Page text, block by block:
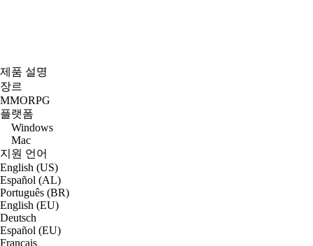
제품 설명
장르
MMORPG
플랫폼
Windows
Mac
지원 언어
English (US)
Español (AL)
Português (BR)
English (EU)
Deutsch
Español (EU)
Français